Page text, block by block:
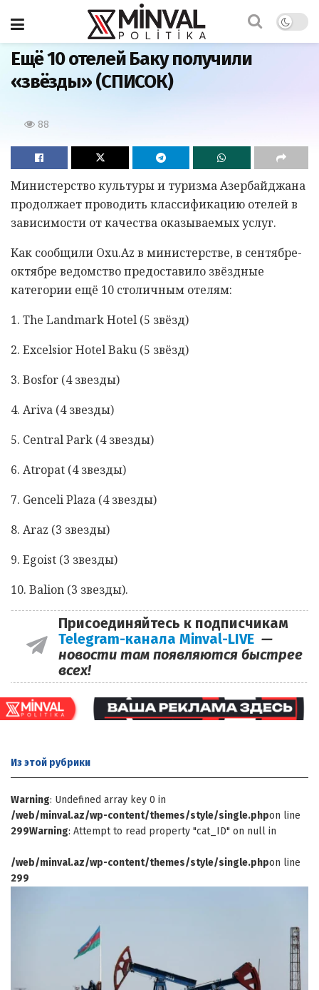
Главная
Ещё 10 отелей Баку получили
«звёзды» (СПИСОК)
88
Министерство культуры и туризма Азербайджана
продолжает проводить классификацию отелей в
зависимости от качества оказываемых услуг.
Как сообщили Oxu.Az в министерстве, в сентябре-
октябре ведомство предоставило звёздные
категории ещё 10 столичным отелям:
1. The Landmark Hotel (5 звёзд)
2. Excelsior Hotel Baku (5 звёзд)
3. Bosfor (4 звезды)
4. Ariva (4 звезды)
5. Central Park (4 звезды)
6. Atropat (4 звезды)
7. Gеncеli Plaza (4 звезды)
8. Araz (3 звезды)
9. Egoist (3 звезды)
10. Balion (3 звезды).
Присоединяйтесь к подписчикам
Telegram-канала Minval-LIVE —
новости там появляются быстрее
всех!
Из этой рубрики
Warning: Undefined array key 0 in
/web/minval.az/wp-content/themes/style/single.phpon line
299Warning: Attempt to read property "cat_ID" on null in
/web/minval.az/wp-content/themes/style/single.phpon line
299